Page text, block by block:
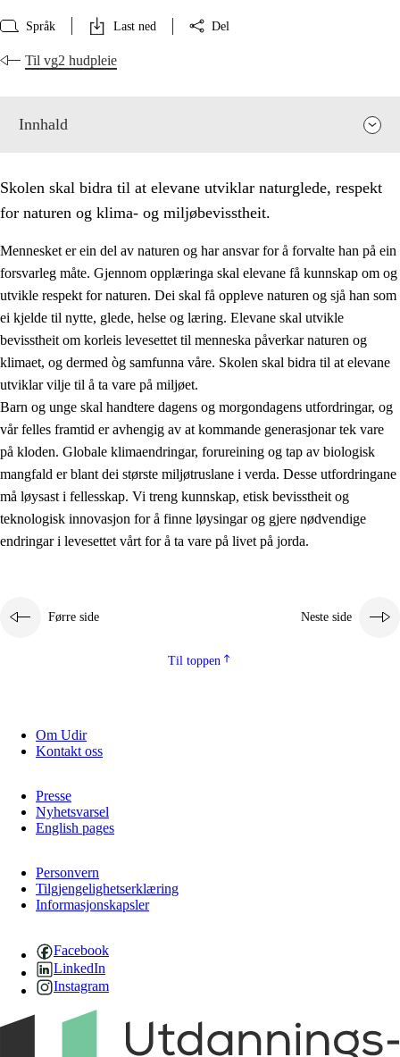
Språk Last ned Del
Til vg2 hudpleie
Innhald
1. Verdigrunnlaget i opplæringa
1.1 Menneskeverdet
1.2 Identitet og kulturelt mangfald
1.3 Kritisk tenking og etisk bevisstheit
1.4 Skaparglede, engasjement og utforskartrong
1.5 Respekt for naturen og miljøbevisstheit
Skolen skal bidra til at elevane utviklar naturglede, respekt
for naturen og klima- og miljøbevisstheit.
Mennesket er ein del av naturen og har ansvar for å forvalte han på ein
forsvarleg måte. Gjennom opplæringa skal elevane få kunnskap om og
utvikle respekt for naturen. Dei skal få oppleve naturen og sjå han som
ei kjelde til nytte, glede, helse og læring. Elevane skal utvikle
bevisstheit om korleis levesettet til menneska påverkar naturen og
klimaet, og dermed òg samfunna våre. Skolen skal bidra til at elevane
utviklar vilje til å ta vare på miljøet.
Barn og unge skal handtere dagens og morgondagens utfordringar, og
vår felles framtid er avhengig av at kommande generasjonar tek vare
på kloden. Globale klimaendringar, forureining og tap av biologisk
mangfald er blant dei største miljøtruslane i verda. Desse utfordringane
må løysast i fellesskap. Vi treng kunnskap, etisk bevisstheit og
teknologisk innovasjon for å finne løysingar og gjere nødvendige
endringar i levesettet vårt for å ta vare på livet på jorda.
Førre side Neste side
Til toppen
Om Udir
Kontakt oss
Presse
Nyhetsvarsel
English pages
Personvern
Tilgjengelighetserklæring
Informasjonskapsler
Facebook
LinkedIn
Instagram